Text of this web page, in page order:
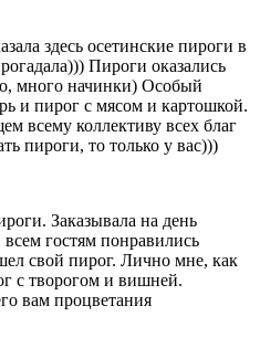
здесь осетинские пироги в
Пироги оказались
много начинки) Особый
и пирог с мясом и картошкой.
всему коллективу всех благ
пироги, то только у вас)))
Заказывала на день
гостям понравились
свой пирог. Лично мне, как
с творогом и вишней.
вам процветания